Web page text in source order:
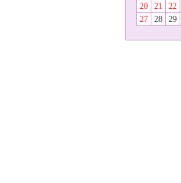
20
21 22
27
28 29